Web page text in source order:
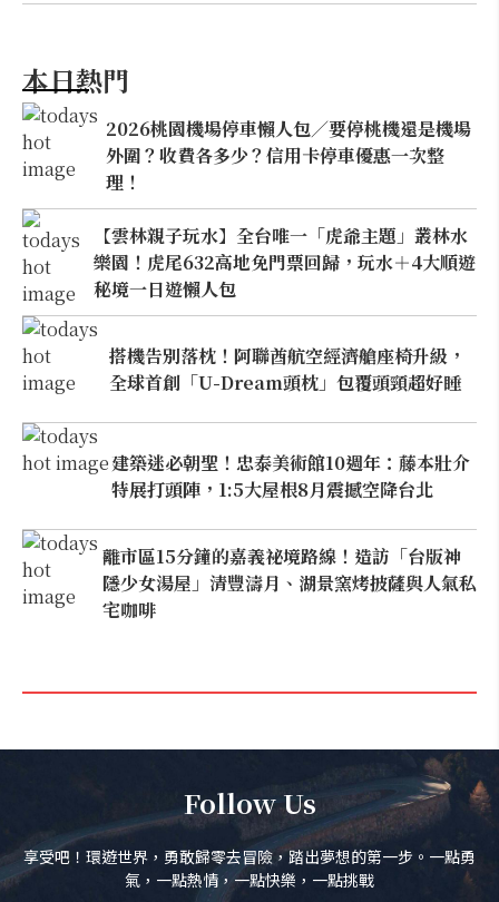
本日熱門
2026桃園機場停車懶人包／要停桃機還是機場
外圍？收費各多少？信用卡停車優惠一次整
理！
【雲林親子玩水】全台唯一「虎爺主題」叢林水
樂園！虎尾632高地免門票回歸，玩水＋4大順遊
秘境一日遊懶人包
搭機告別落枕！阿聯酋航空經濟艙座椅升級，
全球首創「U-Dream頭枕」包覆頭頸超好睡
建築迷必朝聖！忠泰美術館10週年：藤本壯介
特展打頭陣，1:5大屋根8月震撼空降台北
離市區15分鐘的嘉義祕境路線！造訪「台版神
隱少女湯屋」清豐濤月、湖景窯烤披薩與人氣私
宅咖啡
Follow Us
享受吧！環遊世界，勇敢歸零去冒險，踏出夢想的第一步。一點勇
氣，一點熱情，一點快樂，一點挑戰